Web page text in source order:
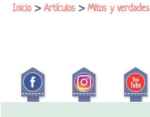
Inicio > Artículos > Mitos y verdades